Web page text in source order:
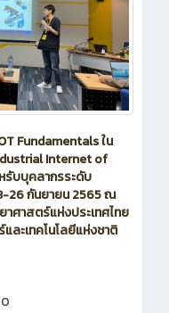
Fundamentals ใน
Internet of
รับบุคลากรระดับ
26 กันยายน 2565 ณ
ศาสตร์แห่งประเทศไทย
ละเทคโนโลยีแห่งชาติ
0